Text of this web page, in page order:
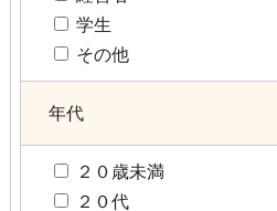
学生
その他
年代
２０歳未満
２０代